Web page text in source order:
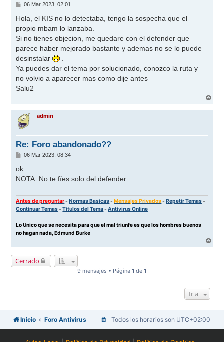
M
n
a
j
e
06 Mar 2023, 02:01
Hola, el KIS no lo detectaba, tengo la sospecha que el
propio mbam lo lanzaba.
Si no tienes objecion, me quedare con el defender que
parece haber mejorado bastante y ademas no se lo puede
desinstalar
Ya puedes dar el tema por solucionado, conozco la ruta y
no volvio a aparecer mas como dije antes
Salu2
r
admin
Re: Foro abandonado??
M
n
a
06 Mar 2023, 08:34
ok.
NOTA. No te fíes solo del defender.
Antes de preguntar-Normas Basicas-Mensajes Privados-Repetir Temas-
Continuar Temas-Titulos del Tema-Antivirus Online
Lo Unico que se necesita para que el mal triunfe es que los hombres buenos
no hagan nada, Edmund Burke
r
Cerrado
9 mensajes • Página 1 de 1
Ir a
Inicio Foro Antivirus Todos los horarios son UTC+02:00